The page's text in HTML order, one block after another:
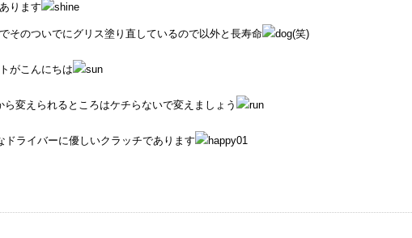
ります
そのついでにグリス塗り直しているので以外と長寿命 (笑)
がこんにちは
変えられるところはケチらないで変えましょう
ライバーに優しいクラッチであります